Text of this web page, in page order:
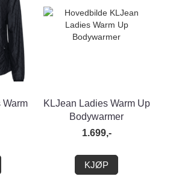
Warm
KLJean Ladies Warm Up
Bodywarmer
1.699,-
KJØP